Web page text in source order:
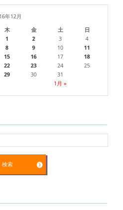
年12月
木 金 土 日
1月 »
1 2 3
4
8 9 10
11
15 16 17
18
22 23 24
25
29 30 31